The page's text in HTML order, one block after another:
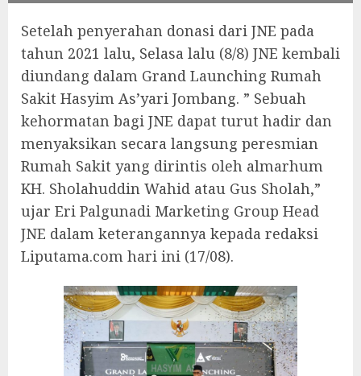
Setelah penyerahan donasi dari JNE pada
tahun 2021 lalu, Selasa lalu (8/8) JNE kembali
diundang dalam Grand Launching Rumah
Sakit Hasyim As’yari Jombang. ” Sebuah
kehormatan bagi JNE dapat turut hadir dan
menyaksikan secara langsung peresmian
Rumah Sakit yang dirintis oleh almarhum
KH. Sholahuddin Wahid atau Gus Sholah,”
ujar Eri Palgunadi Marketing Group Head
JNE dalam keterangannya kepada redaksi
Liputama.com hari ini (17/08).